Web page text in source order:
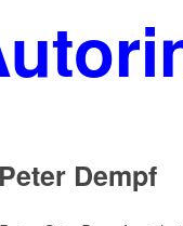
Peter Dempf